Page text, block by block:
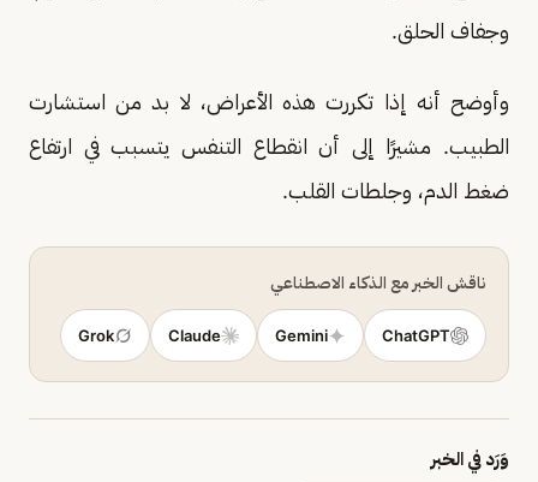
وجفاف الحلق.
وأوضح أنه إذا تكررت هذه الأعراض، لا بد من استشارت
الطبيب. مشيرًا إلى أن انقطاع التنفس يتسبب في ارتفاع
ضغط الدم، وجلطات القلب.
ناقش الخبر مع الذكاء الاصطناعي
ChatGPT
Gemini
Claude
Grok
وَرَد في الخبر